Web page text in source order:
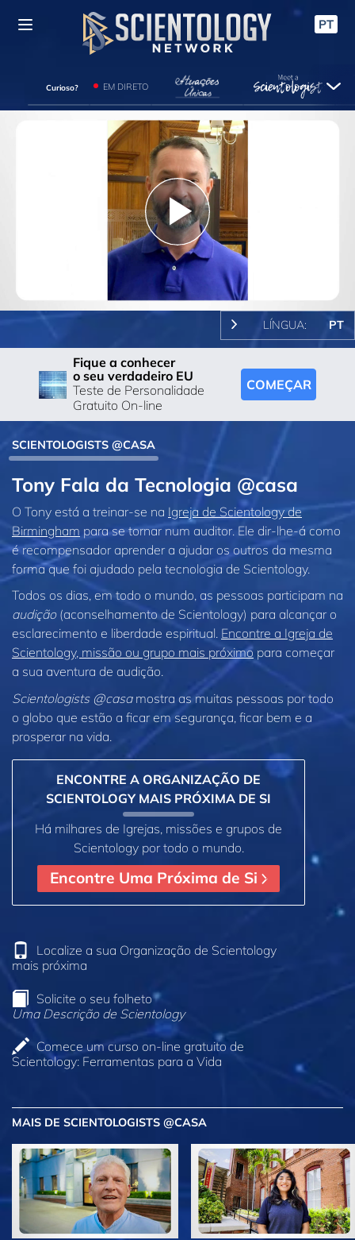
PT
Curioso? EM DIRETO
Play
Video
LÍNGUA: PT
Fique a conhecer
o seu verdadeiro EU
Teste de Personalidade
Gratuito On-line
COMEÇAR
SCIENTOLOGISTS @CASA
Tony Fala da Tecnologia @casa
O Tony está a treinar‑se na Igreja de Scientology de
Birmingham para se tornar num auditor. Ele dir‑lhe‑á como
é recompensador aprender a ajudar os outros da mesma
forma que foi ajudado pela tecnologia de Scientology.
Todos os dias, em todo o mundo, as pessoas participam na
audição(aconselhamento de Scientology) para alcançar o
esclarecimento e liberdade espiritual. Encontre a Igreja de
Scientology, missão ou grupo mais próximo para começar
a sua aventura de audição.
Scientologists @casamostra as muitas pessoas por todo
o globo que estão a ficar em segurança, ficar bem e a
prosperar na vida.
ENCONTRE A ORGANIZAÇÃO DE
SCIENTOLOGY MAIS PRÓXIMA DE SI
Há milhares de Igrejas, missões e grupos de
Scientology por todo o mundo.
Encontre Uma Próxima de Si
Localize a sua Organização de Scientology
mais próxima
Solicite o seu folheto
Uma Descrição de Scientology
Comece um curso on‑line gratuito de
Scientology: Ferramentas para a Vida
MAIS DE SCIENTOLOGISTS @CASA